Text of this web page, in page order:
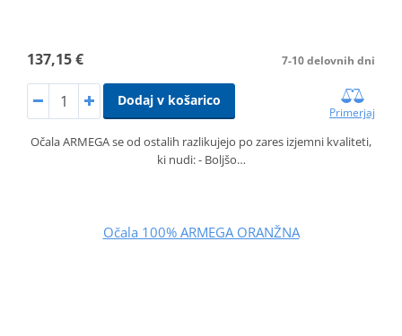
137,15 € 7-10 delovnih dni
Dodaj v košarico
Primerjaj
Očala ARMEGA se od ostalih razlikujejo po zares izjemni kvaliteti,
ki nudi: - Boljšo…
Očala 100% ARMEGA ORANŽNA